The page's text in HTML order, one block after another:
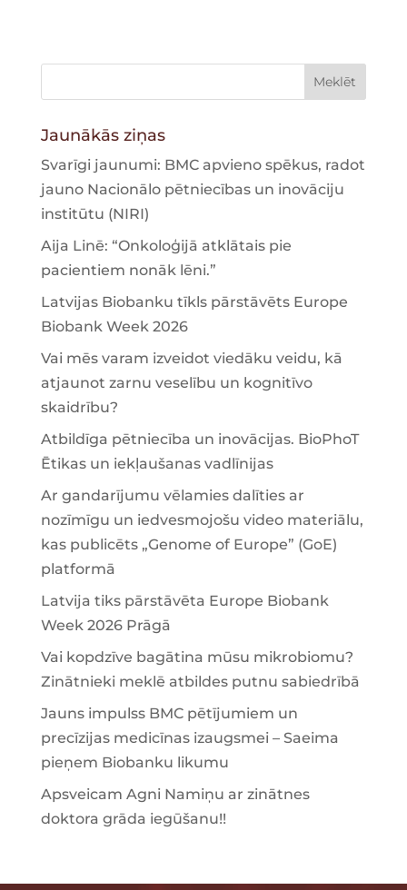
Jaunākās ziņas
Svarīgi jaunumi: BMC apvieno spēkus, radot
jauno Nacionālo pētniecības un inovāciju
institūtu (NIRI)
Aija Linē: “Onkoloģijā atklātais pie
pacientiem nonāk lēni.”
Latvijas Biobanku tīkls pārstāvēts Europe
Biobank Week 2026
Vai mēs varam izveidot viedāku veidu, kā
atjaunot zarnu veselību un kognitīvo
skaidrību?
Atbildīga pētniecība un inovācijas. BioPhoT
Ētikas un iekļaušanas vadlīnijas
Ar gandarījumu vēlamies dalīties ar
nozīmīgu un iedvesmojošu video materiālu,
kas publicēts „Genome of Europe” (GoE)
platformā
Latvija tiks pārstāvēta Europe Biobank
Week 2026 Prāgā
Vai kopdzīve bagātina mūsu mikrobiomu?
Zinātnieki meklē atbildes putnu sabiedrībā
Jauns impulss BMC pētījumiem un
precīzijas medicīnas izaugsmei – Saeima
pieņem Biobanku likumu
Apsveicam Agni Namiņu ar zinātnes
doktora grāda iegūšanu!!